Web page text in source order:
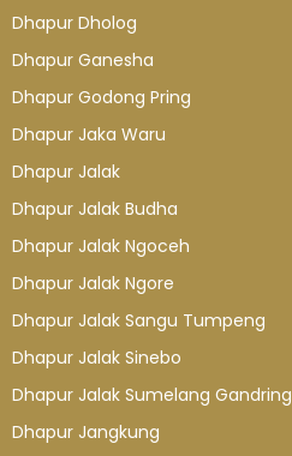
Dhapur Dholog
Dhapur Ganesha
Dhapur Godong Pring
Dhapur Jaka Waru
Dhapur Jalak
Dhapur Jalak Budha
Dhapur Jalak Ngoceh
Dhapur Jalak Ngore
Dhapur Jalak Sangu Tumpeng
Dhapur Jalak Sinebo
Dhapur Jalak Sumelang Gandring
Dhapur Jangkung